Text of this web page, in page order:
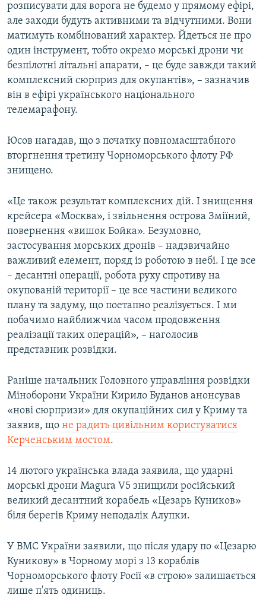
розписувати для ворога не будемо у прямому ефірі,
але заходи будуть активними та відчутними. Вони
матимуть комбінований характер. Йдеться не про
один інструмент, тобто окремо морські дрони чи
безпілотні літальні апарати, – це буде завжди такий
комплексний сюрприз для окупантів», – зазначив
він в ефірі українського національного
телемарафону.
Юсов нагадав, що з початку повномасштабного
вторгнення третину Чорноморського флоту РФ
знищено.
«Це також результат комплексних дій. І знищення
крейсера «Москва», і звільнення острова Зміїний,
повернення «вишок Бойка». Безумовно,
застосування морських дронів – надзвичайно
важливий елемент, поряд із роботою в небі. І це все
– десантні операції, робота руху спротиву на
окупованій території – це все частини великого
плану та задуму, що поетапно реалізується. І ми
побачимо найближчим часом продовження
реалізації таких операцій», – наголосив
представник розвідки.
Раніше начальник Головного управління розвідки
Міноборони України Кирило Буданов анонсував
«нові сюрпризи» для окупаційних сил у Криму та
заявив, що не радить цивільним користуватися
Керченським мостом.
14 лютого українська влада заявила, що ударні
морські дрони Magura V5 знищили російський
великий десантний корабель «Цезарь Куников»
біля берегів Криму неподалік Алупки.
У ВМС України заявили, що після удару по «Цезарю
Куникову» в Чорному морі з 13 кораблів
Чорноморського флоту Росії «в строю» залишається
лише п'ять одиниць.